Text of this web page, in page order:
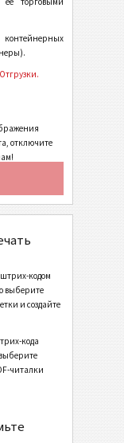
GM 1724-A-KLT - Small Containers (2020)
GM 1724-B - Master Containers (2020)
GM 1724-C - Mixed Load Containers (2018)
GM 1724-A-KLT - Small Containers (2001)
GM 1724-B - Master Containers (2001)
GM Europe 1724-A - Individual Containers (2001)
GM Europe 1724-A-KLT - Small Containers (2001)
отключите
штрих-кодом
выберите
и создайте
кода
читалки